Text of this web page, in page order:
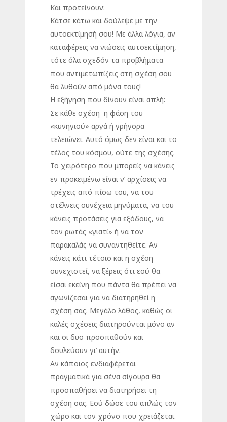
Και προτείνουν:
Κάτσε κάτω και δούλεψε με την
αυτοεκτίμησή σου! Με άλλα λόγια, αν
καταφέρεις να νιώσεις αυτοεκτίμηση,
τότε όλα σχεδόν τα προβλήματα
που αντιμετωπίζεις στη σχέση σου
θα λυθούν από μόνα τους!
Η εξήγηση που δίνουν είναι απλή:
Σε κάθε σχέση η φάση του
«κυνηγιού» αργά ή γρήγορα
τελειώνει. Αυτό όμως δεν είναι και το
τέλος του κόσμου, ούτε της σχέσης.
Το χειρότερο που μπορείς να κάνεις
εν προκειμένω είναι ν’ αρχίσεις να
τρέχεις από πίσω του, να του
στέλνεις συνέχεια μηνύματα, να του
κάνεις προτάσεις για εξόδους, να
τον ρωτάς «γιατί» ή να τον
παρακαλάς να συναντηθείτε. Αν
κάνεις κάτι τέτοιο και η σχέση
συνεχιστεί, να ξέρεις ότι εσύ θα
είσαι εκείνη που πάντα θα πρέπει να
αγωνίζεσαι για να διατηρηθεί η
σχέση σας. Μεγάλο λάθος, καθώς οι
καλές σχέσεις διατηρούνται μόνο αν
και οι δυο προσπαθούν και
δουλεύουν γι’ αυτήν.
Αν κάποιος ενδιαφέρεται
πραγματικά για σένα σίγουρα θα
προσπαθήσει να διατηρήσει τη
σχέση σας. Εσύ δώσε του απλώς τον
χώρο και τον χρόνο που χρειάζεται.